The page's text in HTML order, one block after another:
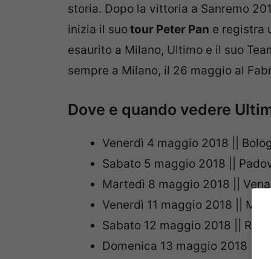
storia. Dopo la vittoria a Sanremo
inizia il suotour Peter Pan e registra
esaurito a Milano, Ultimo e il suo
sempre a Milano, il 26 maggio al
Dove e quando vedere
Venerdì 4 maggio 2018 ||
Sabato 5 maggio 2018 ||
Martedì 8 maggio 2018 ||
Venerdì 11 maggio 2018 ||
Sabato 12 maggio 2018 ||
Domenica 13 maggio 2018 ||